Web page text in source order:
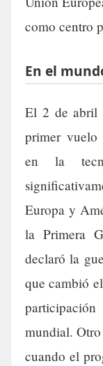
como centro
En el
El 2 de abril
primer vuelo
en la
Europa y
la Primera
declaró la
que cambió
mundial.
cuando el